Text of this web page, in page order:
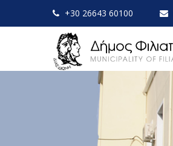
+30 26643 60100